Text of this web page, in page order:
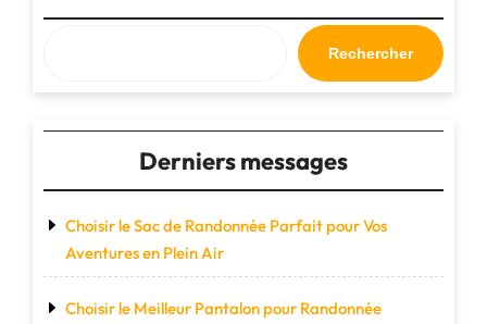
Rechercher
Derniers messages
Choisir le Sac de Randonnée Parfait pour Vos
Aventures en Plein Air
Choisir le Meilleur Pantalon pour Randonnée